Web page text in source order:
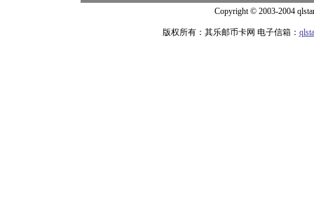
Copyright © 2003-2004
版权所有：其乐邮币卡网 电子信箱：